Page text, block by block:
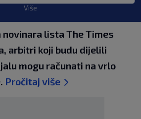
Više
novinara lista The Times
arbitri koji budu dijelili
mogu računati na vrlo
Pročitaj više